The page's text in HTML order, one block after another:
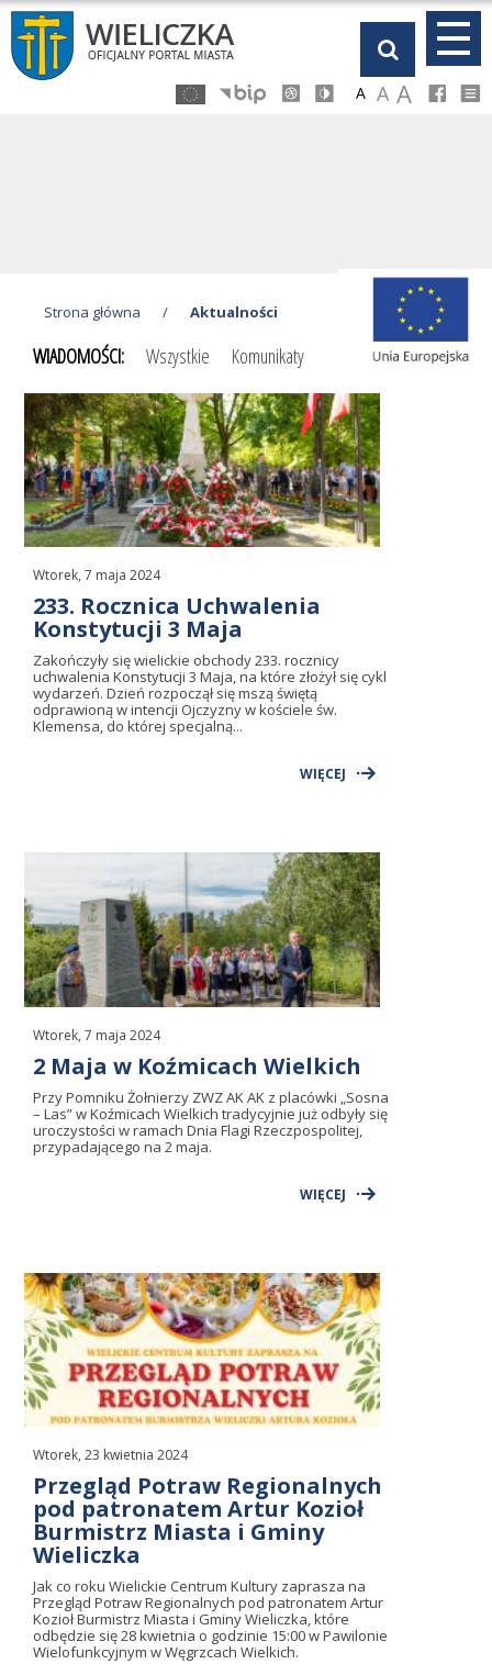
do
treści
do
do
do
A A A
Strona główna / Aktualności
WIADOMOŚCI: Wszystkie Komunikaty
Wtorek, 7 maja 2024
233. Rocznica Uchwalenia
Konstytucji 3 Maja
Zakończyły się wielickie obchody 233. rocznicy
uchwalenia Konstytucji 3 Maja, na które złożył się cykl
wydarzeń. Dzień rozpoczął się mszą świętą
odprawioną w intencji Ojczyzny w kościele św.
Klemensa, do której specjalną...
WIĘCEJ
Wtorek, 7 maja 2024
2 Maja w Koźmicach Wielkich
Przy Pomniku Żołnierzy ZWZ AK AK z placówki „Sosna
– Las” w Koźmicach Wielkich tradycyjnie już odbyły się
uroczystości w ramach Dnia Flagi Rzeczpospolitej,
przypadającego na 2 maja.
WIĘCEJ
Wtorek, 23 kwietnia 2024
Przegląd Potraw Regionalnych
pod patronatem Artur Kozioł
Burmistrz Miasta i Gminy
Wieliczka
Jak co roku Wielickie Centrum Kultury zaprasza na
Przegląd Potraw Regionalnych pod patronatem Artur
Kozioł Burmistrz Miasta i Gminy Wieliczka, które
odbędzie się 28 kwietnia o godzinie 15:00 w Pawilonie
Wielofunkcyjnym w Węgrzcach Wielkich.